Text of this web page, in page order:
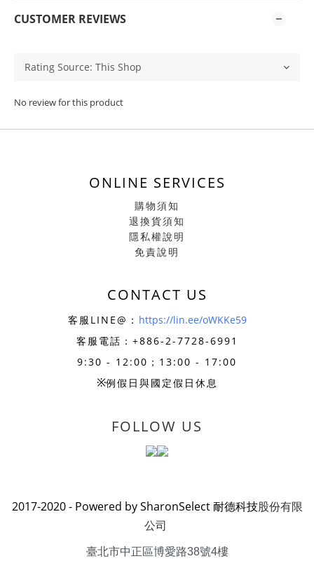
CUSTOMER REVIEWS
No review for this product
ONLINE SERVICES
購物須知
退換貨須知
隱私權說明
免責說明
CONTACT US
客服LINE@： https://lin.ee/oWKKe59
客服電話：+886-2-7728-6991
9:30 - 12:00；13:00 - 17:00
※例假日與國定假日休息
FOLLOW US
2017-2020 - Powered by SharonSelect 耐德科技股份有限
公司
臺北市中正區博愛路38號4樓